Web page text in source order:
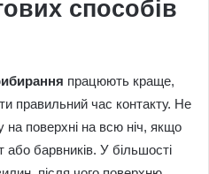
способів
працюють краще,
правильний час контакту. Не
на поверхні на всю ніч, якщо
або барвників. У більшості